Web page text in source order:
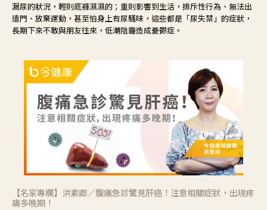
漏尿的狀況，輕則底褲濕濕的；重則影響到生活，排斥性行為、無法出
遠門、放棄運動，甚至怕身上有尿騷味，這些都是「尿失禁」的症狀，
長期下來不敢與朋友往來，低潮陰霾造成憂鬱症。
【名家專欄】洪素卿／腹痛急診驚見肝癌！注意相關症狀，出現疼
痛多晚期！